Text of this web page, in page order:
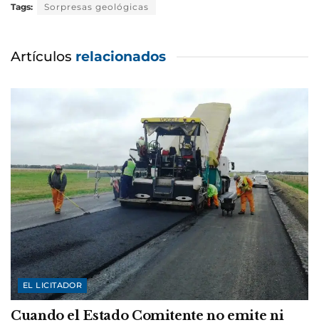
Tags: Sorpresas geológicas
Artículos relacionados
EL LICITADOR
Cuando el Estado Comitente no emite ni